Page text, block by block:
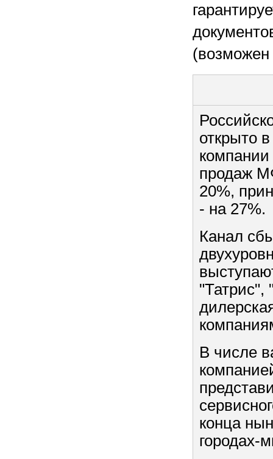
открыто
продаж
20%,
- на 27%.
Канал
"Татрис",
В числе
конца
городах-